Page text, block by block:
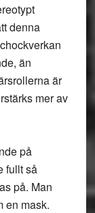
denna
än
är
mer av
på
fullt så
på. Man
en mask.